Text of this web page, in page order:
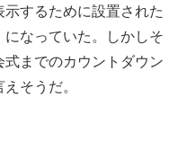
するために設置された
なっていた。しかしそ
までのカウントダウン
そうだ。